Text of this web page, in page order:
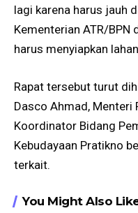
lagi karena harus jauh
Kementerian ATR/BPN
harus menyiapkan
Rapat tersebut turut
Dasco Ahmad, Menteri
Koordinator Bidang
Kebudayaan Pratikno
terkait.
You Might Also